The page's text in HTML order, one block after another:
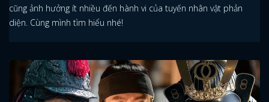
cũng ảnh hưởng ít nhiều đến hành vi của tuyến nhân vật phản
diện. Cùng mình tìm hiểu nhé!